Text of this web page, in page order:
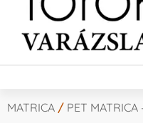
MATRICA / PET